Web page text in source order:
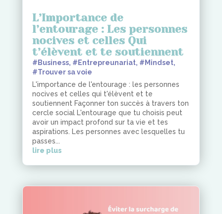
L’Importance de
l’entourage : Les personnes
nocives et celles Qui
t’élèvent et te soutiennent
#Business, #Entrepreunariat, #Mindset,
#Trouver sa voie
L'importance de l'entourage : les personnes
nocives et celles qui t'élèvent et te
soutiennent Façonner ton succès à travers ton
cercle social L'entourage que tu choisis peut
avoir un impact profond sur ta vie et tes
aspirations. Les personnes avec lesquelles tu
passes...
lire plus